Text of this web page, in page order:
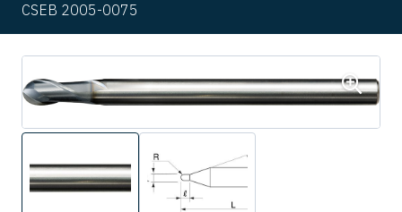
CSEB 2005-0075